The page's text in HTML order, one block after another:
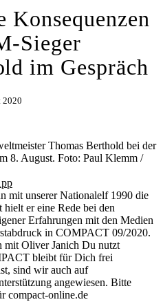
Sieger
im Gespräch
2020
Thomas Berthold bei der
8. August. Foto: Paul Klemm /
mit unserer Nationalelf 1990 die
er eine Rede bei den
Erfahrungen mit den Medien
in COMPACT 09/2020.
mit Oliver Janich Du nutzt
bleibt für Dich frei
sind wir auch auf
angewiesen. Bitte
compact-online.de